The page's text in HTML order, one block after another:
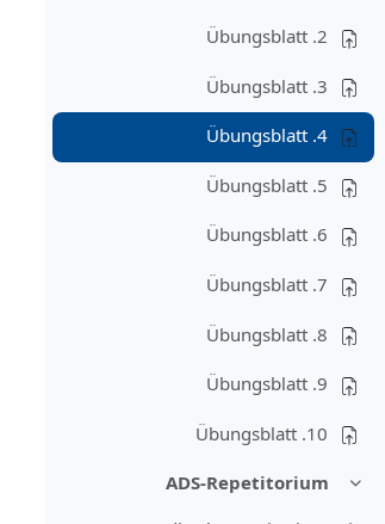
2. Übungsblatt
3. Übungsblatt
4. Übungsblatt
5. Übungsblatt
6. Übungsblatt
7. Übungsblatt
8. Übungsblatt
9. Übungsblatt
10. Übungsblatt
طي
ADS-Repetitorium